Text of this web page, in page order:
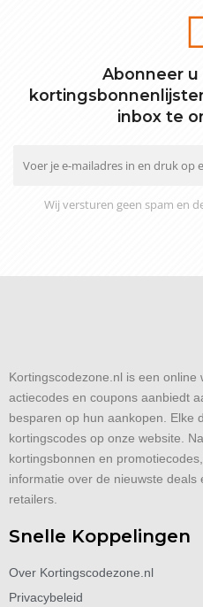
Abonneer
inbox te
Wij versturen geen spam en
Kortingscodezone.nl is een online
actiecodes en coupons aanbiedt
besparen op hun aankopen. Elke
kortingscodes op onze website.
kortingsbonnen en
informatie over de nieuwste deals
retailers.
Snelle Koppelingen
Over Kortingscodezone.nl
Privacybeleid